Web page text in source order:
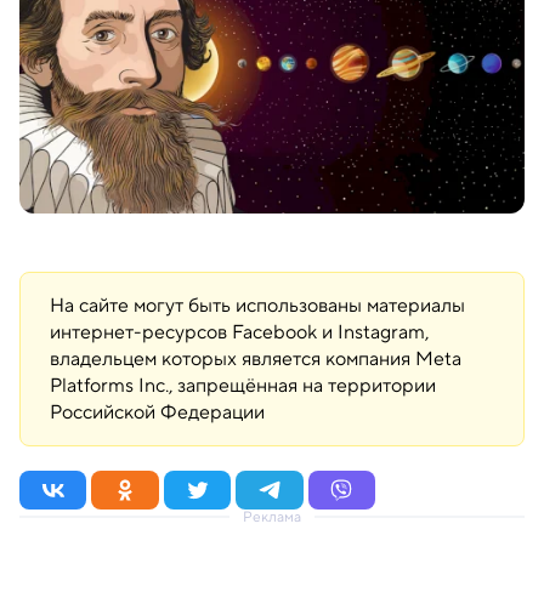
На сайте могут быть использованы материалы
интернет-ресурсов Facebook и Instagram,
владельцем которых является компания Meta
Platforms Inc., запрещённая на территории
Российской Федерации
Реклама